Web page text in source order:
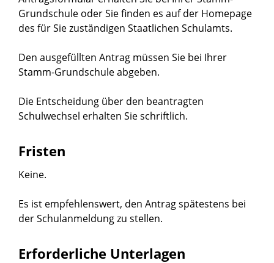
Grundschule oder Sie finden es auf der Homepage
des für Sie zuständigen Staatlichen Schulamts.
Den ausgefüllten Antrag müssen Sie bei Ihrer
Stamm-Grundschule abgeben.
Die Entscheidung über den beantragten
Schulwechsel erhalten Sie schriftlich.
Fristen
Keine.
Es ist empfehlenswert, den Antrag spätestens bei
der Schulanmeldung zu stellen.
Erforderliche Unterlagen